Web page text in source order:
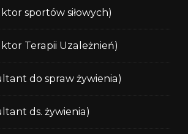
sportów siłowych)
Terapii Uzależnień)
do spraw żywienia)
ds. żywienia)